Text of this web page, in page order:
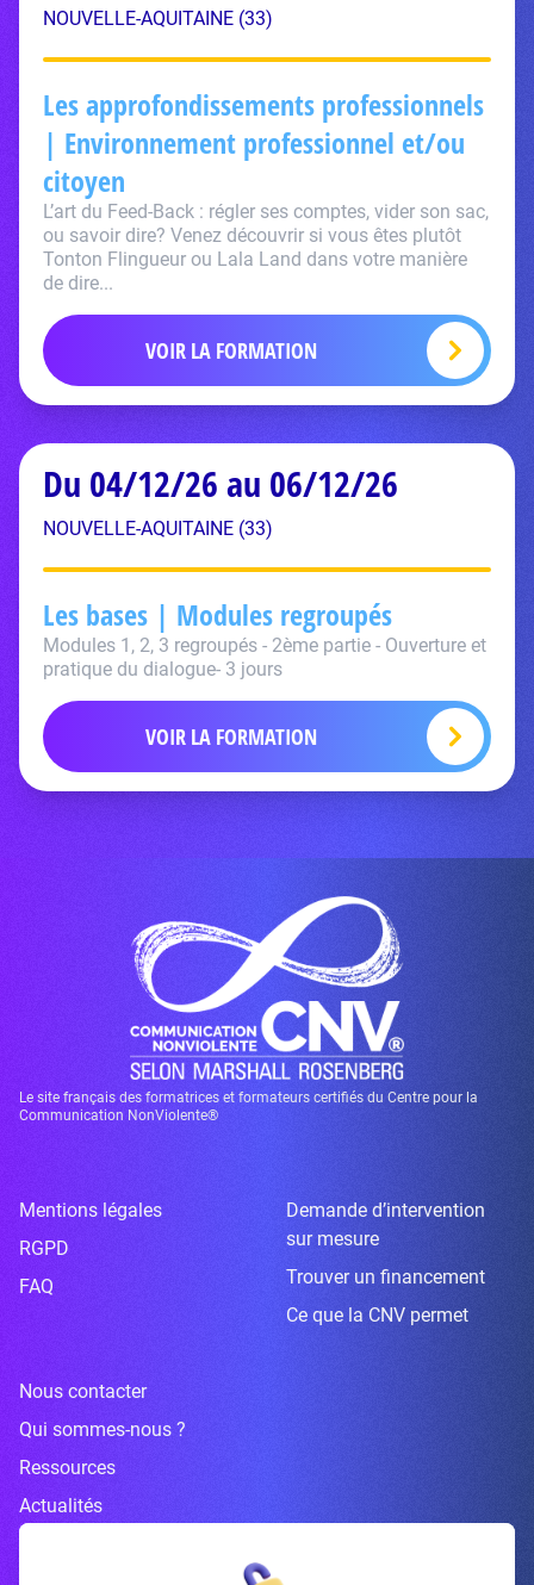
NOUVELLE-AQUITAINE (33)
Les approfondissements professionnels
| Environnement professionnel et/ou
citoyen
L’art du Feed-Back : régler ses comptes, vider son sac,
ou savoir dire? Venez découvrir si vous êtes plutôt
Tonton Flingueur ou Lala Land dans votre manière
de dire...
VOIR LA FORMATION
Du 04/12/26 au 06/12/26
NOUVELLE-AQUITAINE (33)
Les bases | Modules regroupés
Modules 1, 2, 3 regroupés - 2ème partie - Ouverture et
pratique du dialogue- 3 jours
VOIR LA FORMATION
Le site français des formatrices et formateurs certifiés du Centre pour la
Communication NonViolente®
Mentions légales
RGPD
FAQ
Demande d’intervention
sur mesure
Trouver un financement
Ce que la CNV permet
Nous contacter
Qui sommes-nous ?
Ressources
Actualités